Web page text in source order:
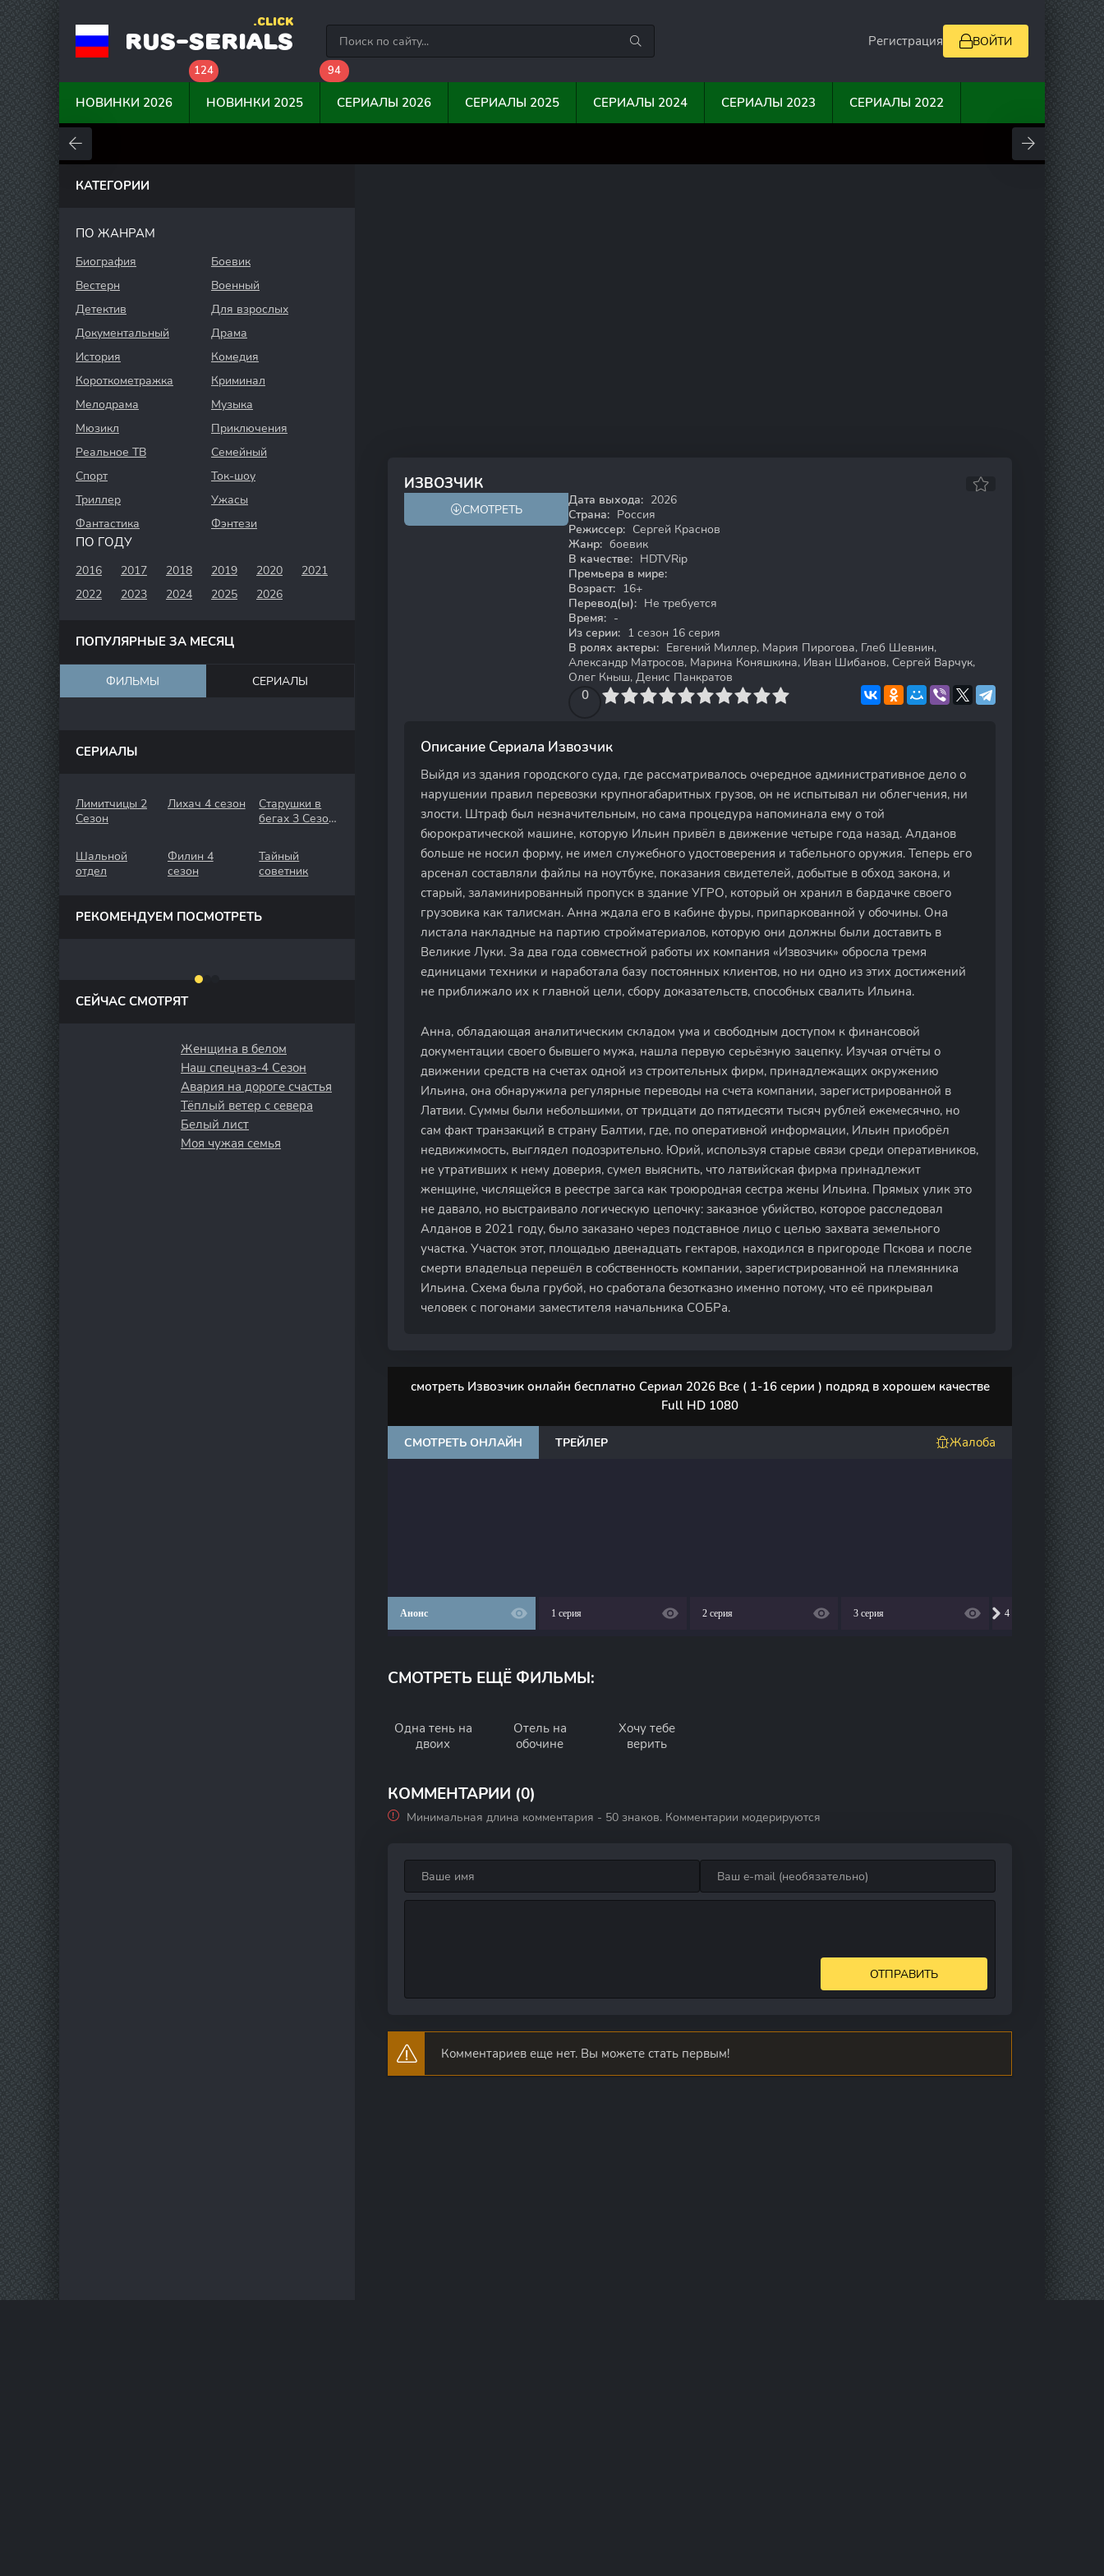
RUS-SERIALS
.CLICK
Регистрация ВОЙТИ
НОВИНКИ 2026
124
НОВИНКИ 2025
94
СЕРИАЛЫ 2026 СЕРИАЛЫ 2025 СЕРИАЛЫ 2024 СЕРИАЛЫ 2023 СЕРИАЛЫ 2022
0 0
ИЗВОЗЧИК
СМОТРЕТЬ
Дата выхода: 2026
Страна: Россия
Режиссер: Сергей Краснов
Жанр: боевик
В качестве: HDTVRip
Премьера в мире:
Возраст: 16+
Перевод(ы): Не требуется
Время: -
Из серии: 1 сезон 16 серия
В ролях актеры: Евгений Миллер, Мария Пирогова, Глеб Шевнин,
Александр Матросов, Марина Коняшкина, Иван Шибанов, Сергей Варчук,
Олег Кныш, Денис Панкратов
0
4 6 7 8 9 10
Описание Сериала Извозчик
Выйдя из здания городского суда, где рассматривалось очередное административное дело о
нарушении правил перевозки крупногабаритных грузов, он не испытывал ни облегчения, ни
злости. Штраф был незначительным, но сама процедура напоминала ему о той
бюрократической машине, которую Ильин привёл в движение четыре года назад. Алданов
больше не носил форму, не имел служебного удостоверения и табельного оружия. Теперь его
арсенал составляли файлы на ноутбуке, показания свидетелей, добытые в обход закона, и
старый, заламинированный пропуск в здание УГРО, который он хранил в бардачке своего
грузовика как талисман. Анна ждала его в кабине фуры, припаркованной у обочины. Она
листала накладные на партию стройматериалов, которую они должны были доставить в
Великие Луки. За два года совместной работы их компания «Извозчик» обросла тремя
единицами техники и наработала базу постоянных клиентов, но ни одно из этих достижений
не приближало их к главной цели, сбору доказательств, способных свалить Ильина.
Анна, обладающая аналитическим складом ума и свободным доступом к финансовой
документации своего бывшего мужа, нашла первую серьёзную зацепку. Изучая отчёты о
движении средств на счетах одной из строительных фирм, принадлежащих окружению
Ильина, она обнаружила регулярные переводы на счета компании, зарегистрированной в
Латвии. Суммы были небольшими, от тридцати до пятидесяти тысяч рублей ежемесячно, но
сам факт транзакций в страну Балтии, где, по оперативной информации, Ильин приобрёл
недвижимость, выглядел подозрительно. Юрий, используя старые связи среди оперативников,
не утративших к нему доверия, сумел выяснить, что латвийская фирма принадлежит
женщине, числящейся в реестре загса как троюродная сестра жены Ильина. Прямых улик это
не давало, но выстраивало логическую цепочку: заказное убийство, которое расследовал
Алданов в 2021 году, было заказано через подставное лицо с целью захвата земельного
участка. Участок этот, площадью двенадцать гектаров, находился в пригороде Пскова и после
смерти владельца перешёл в собственность компании, зарегистрированной на племянника
Ильина. Схема была грубой, но сработала безотказно именно потому, что её прикрывал
человек с погонами заместителя начальника СОБРа.
смотреть Извозчик онлайн бесплатно Сериал 2026 Все ( 1-16 серии ) подряд в хорошем качестве
Full HD 1080
СМОТРЕТЬ ОНЛАЙН ТРЕЙЛЕР Жалоба
Анонс 1 серия 2 серия 3 серия 4 серия
СМОТРЕТЬ ЕЩЁ ФИЛЬМЫ:
Одна тень на
двоих
Отель на
обочине
Хочу тебе
верить
КОММЕНТАРИИ (0)
Минимальная длина комментария - 50 знаков. Комментарии модерируются
ОТПРАВИТЬ
Комментариев еще нет. Вы можете стать первым!
КАТЕГОРИИ
ПО ЖАНРАМ
Биография
Боевик
Вестерн
Военный
Детектив
Для взрослых
Документальный
Драма
История
Комедия
Короткометражка
Криминал
Мелодрама
Музыка
Мюзикл
Приключения
Реальное ТВ
Семейный
Спорт
Ток-шоу
Триллер
Ужасы
Фантастика
Фэнтези
ПО ГОДУ
2016 2017 2018 2019 2020
2021
2022
2023 2024 2025 2026
ПОПУЛЯРНЫЕ ЗА МЕСЯЦ
ФИЛЬМЫ СЕРИАЛЫ
СЕРИАЛЫ
Лимитчицы 2
Сезон
Лихач 4 сезон
Старушки в
бегах 3 Сезон.
Каникулы
Шальной
отдел
Филин 4
сезон
Тайный
советник
РЕКОМЕНДУЕМ ПОСМОТРЕТЬ
СЕЙЧАС СМОТРЯТ
Женщина в белом
Наш спецназ-4 Сезон
Авария на дороге счастья
Тёплый ветер с севера
Белый лист
Моя чужая семья